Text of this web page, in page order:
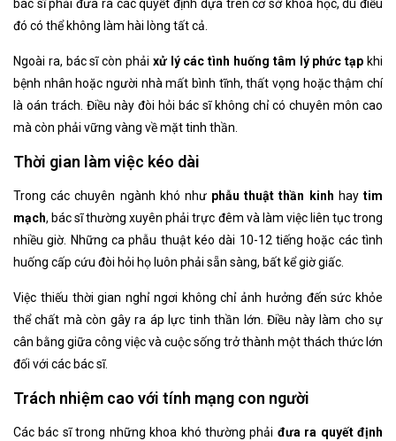
bác sĩ phải đưa ra các quyết định dựa trên cơ sở khoa học, dù điều
đó có thể không làm hài lòng tất cả.
Ngoài ra, bác sĩ còn phải xử lý các tình huống tâm lý phức tạp khi
bệnh nhân hoặc người nhà mất bình tĩnh, thất vọng hoặc thậm chí
là oán trách. Điều này đòi hỏi bác sĩ không chỉ có chuyên môn cao
mà còn phải vững vàng về mặt tinh thần.
Thời gian làm việc kéo dài
Trong các chuyên ngành khó như phẫu thuật thần kinh haytim
mạch, bác sĩ thường xuyên phải trực đêm và làm việc liên tục trong
nhiều giờ. Những ca phẫu thuật kéo dài 10-12 tiếng hoặc các tình
huống cấp cứu đòi hỏi họ luôn phải sẵn sàng, bất kể giờ giấc.
Việc thiếu thời gian nghỉ ngơi không chỉ ảnh hưởng đến sức khỏe
thể chất mà còn gây ra áp lực tinh thần lớn. Điều này làm cho sự
cân bằng giữa công việc và cuộc sống trở thành một thách thức lớn
đối với các bác sĩ.
Trách nhiệm cao với tính mạng con người
Các bác sĩ trong những khoa khó thường phải đưa ra quyết định